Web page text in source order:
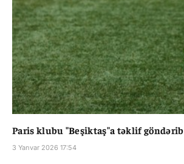
Paris klubu "Beşiktaş"a təklif göndərib
3 Yanvar 2026 17:54